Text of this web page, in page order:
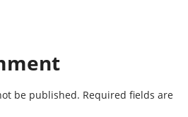
be published. Required fields are